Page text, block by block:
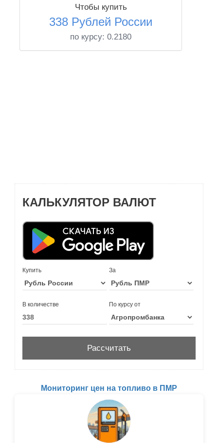
Чтобы купить
338 Рублей России
по курсу: 0.2180
КАЛЬКУЛЯТОР ВАЛЮТ
Купить За
В количестве По курсу от
Мониторинг цен на топливо в ПМР